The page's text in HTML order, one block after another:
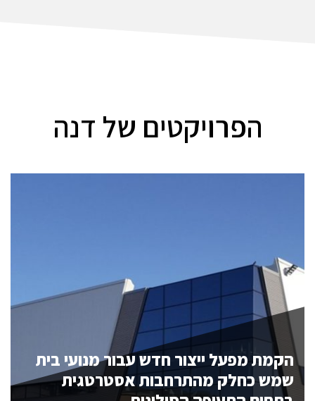
הפרויקטים של דנה
הקמת מפעל ייצור חדש עבור מנועי בית
שמש כחלק מהתרחבות אסטרטגית